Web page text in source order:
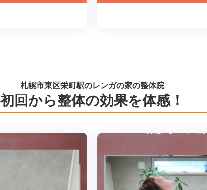
札幌市東区栄町駅のレンガの家の整体院
初回から整体の効果を体感！